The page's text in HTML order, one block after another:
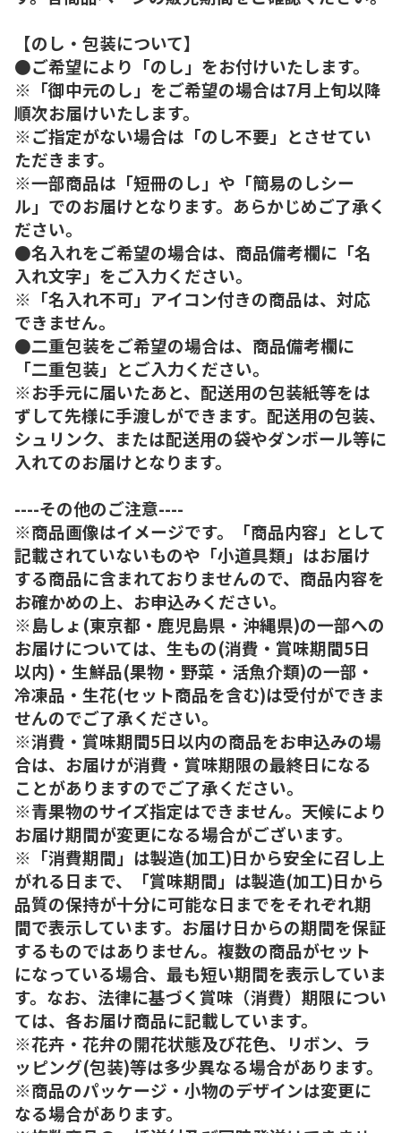
【のし・包装について】
●ご希望により「のし」をお付けいたします。
※「御中元のし」をご希望の場合は7月上旬以降
順次お届けいたします。
※ご指定がない場合は「のし不要」とさせてい
ただきます。
※一部商品は「短冊のし」や「簡易のしシー
ル」でのお届けとなります。あらかじめご了承く
ださい。
●名入れをご希望の場合は、商品備考欄に「名
入れ文字」をご入力ください。
※「名入れ不可」アイコン付きの商品は、対応
できません。
●二重包装をご希望の場合は、商品備考欄に
「二重包装」とご入力ください。
※お手元に届いたあと、配送用の包装紙等をは
ずして先様に手渡しができます。配送用の包装、
シュリンク、または配送用の袋やダンボール等に
入れてのお届けとなります。
----その他のご注意----
※商品画像はイメージです。「商品内容」として
記載されていないものや「小道具類」はお届け
する商品に含まれておりませんので、商品内容を
お確かめの上、お申込みください。
※島しょ(東京都・鹿児島県・沖縄県)の一部への
お届けについては、生もの(消費・賞味期間5日
以内)・生鮮品(果物・野菜・活魚介類)の一部・
冷凍品・生花(セット商品を含む)は受付ができま
せんのでご了承ください。
※消費・賞味期間5日以内の商品をお申込みの場
合は、お届けが消費・賞味期限の最終日になる
ことがありますのでご了承ください。
※青果物のサイズ指定はできません。天候により
お届け期間が変更になる場合がございます。
※「消費期間」は製造(加工)日から安全に召し上
がれる日まで、「賞味期間」は製造(加工)日から
品質の保持が十分に可能な日までをそれぞれ期
間で表示しています。お届け日からの期間を保証
するものではありません。複数の商品がセット
になっている場合、最も短い期間を表示していま
す。なお、法律に基づく賞味（消費）期限につい
ては、各お届け商品に記載しています。
※花卉・花弁の開花状態及び花色、リボン、ラ
ッピング(包装)等は多少異なる場合があります。
※商品のパッケージ・小物のデザインは変更に
なる場合があります。